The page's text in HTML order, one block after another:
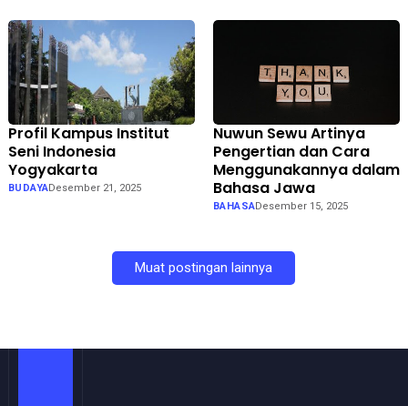
Profil Kampus Institut
Seni Indonesia
Yogyakarta
BUDAYADesember 21, 2025
Nuwun Sewu Artinya
Pengertian dan Cara
Menggunakannya dalam
Bahasa Jawa
BAHASADesember 15, 2025
Muat postingan lainnya